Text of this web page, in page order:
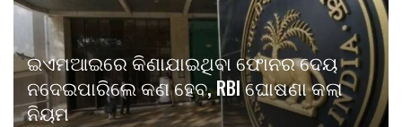
ଇଏମଆଇରେ କିଣାଯାଇଥିବା ଫୋନର ଦେୟ
ନଦେଇପାରିଲେ କଣ ହେବ, RBI ଘୋଷଣା କଲା
ନିୟମ